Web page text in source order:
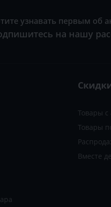
узнавать первым об
на нашу
Товары с
Товары
Вместе